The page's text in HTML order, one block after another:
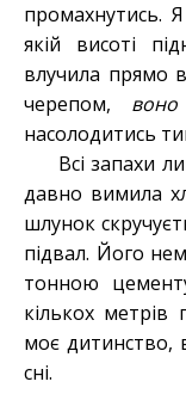
промахнутись.
якій висоті
влучила прямо
черепом, воно
насолодитись
Всі запахи
давно вимила
шлунок
підвал. Його
тонною
кількох
моє дитинство,
сні.